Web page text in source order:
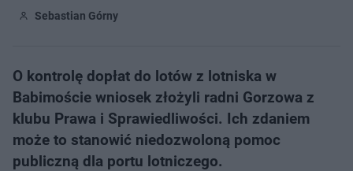
Sebastian Górny
O kontrolę dopłat do lotów z lotniska w
Babimoście wniosek złożyli radni Gorzowa z
klubu Prawa i Sprawiedliwości. Ich zdaniem
może to stanowić niedozwoloną pomoc
publiczną dla portu lotniczego.